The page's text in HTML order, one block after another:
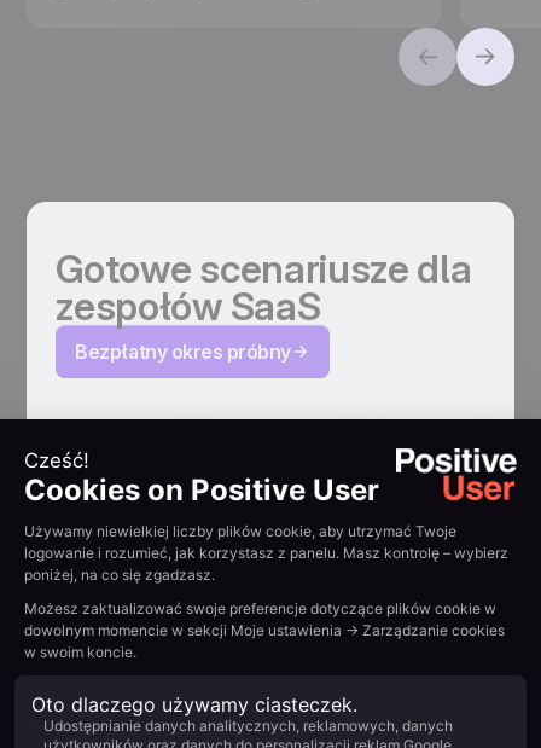
Gotowe scenariusze dla
zespołów SaaS
Bezpłatny okres próbny